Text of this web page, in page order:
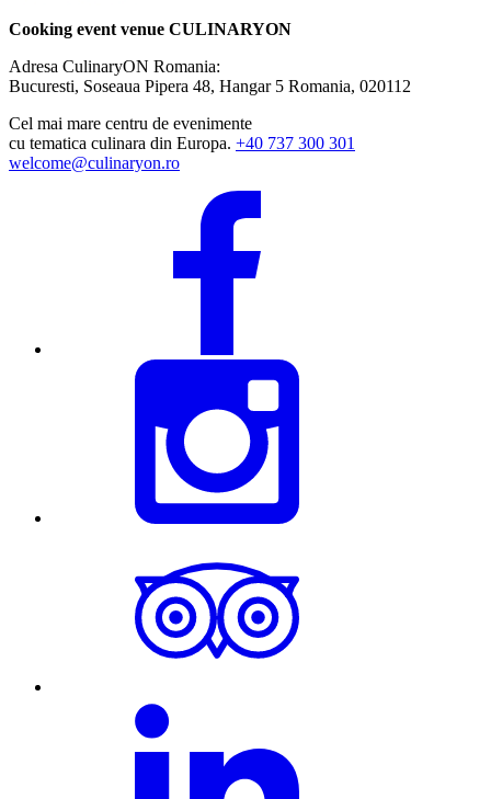
Cooking event venue CULINARYON
Adresa CulinaryON Romania:
Bucuresti, Soseaua Pipera 48, Hangar 5 Romania, 020112
Cel mai mare centru de evenimente
cu tematica culinara din Europa. +40 737 300 301
welcome@culinaryon.ro